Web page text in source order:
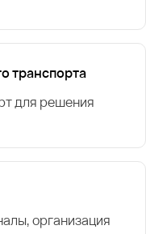
транспорта
для решения
организация